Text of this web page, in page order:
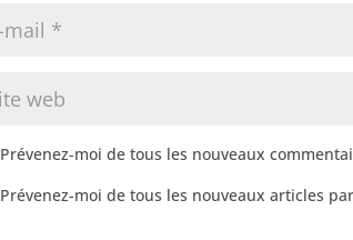
Prévenez-moi de tous les nouveaux
Prévenez-moi de tous les nouveaux articles